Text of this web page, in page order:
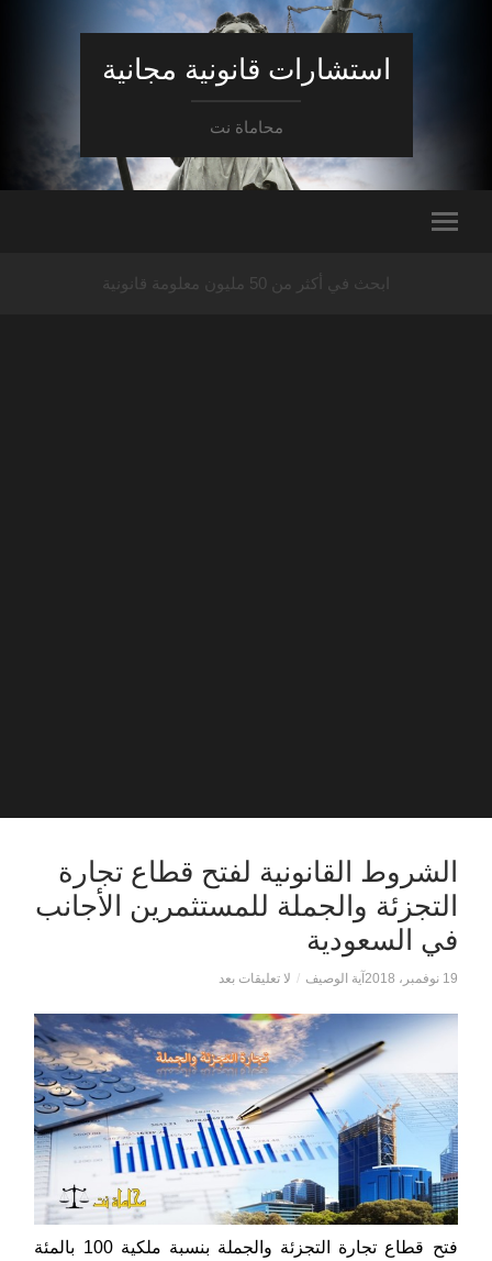
استشارات قانونية مجانية
محاماة نت
ابحث في أكثر من 50 مليون معلومة قانونية
الشروط القانونية لفتح قطاع تجارة
التجزئة والجملة للمستثمرين الأجانب
في السعودية
19 نوفمبر، 2018 آية الوصيف / لا تعليقات بعد
فتح قطاع تجارة التجزئة والجملة بنسبة ملكية 100 بالمئة